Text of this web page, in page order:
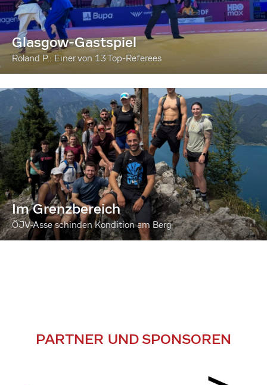
Glasgow-Gastspiel
Roland P.: Einer von 13 Top-Referees
Im Grenzbereich
ÖJV-Asse schinden Kondition am Berg
PARTNER UND SPONSOREN